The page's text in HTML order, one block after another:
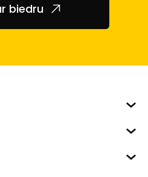
biedru